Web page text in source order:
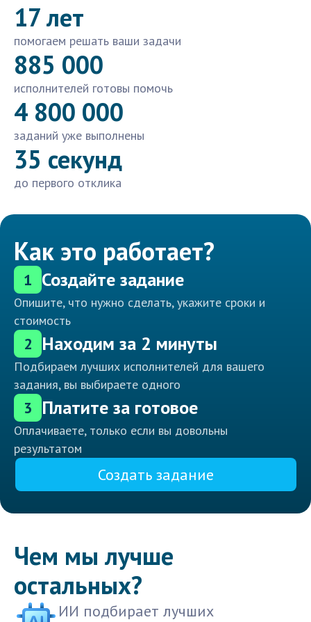
17 лет
помогаем решать ваши задачи
885 000
исполнителей готовы помочь
4 800 000
заданий уже выполнены
35 секунд
до первого отклика
Как это работает?
1 Создайте задание
Опишите, что нужно сделать, укажите сроки и
стоимость
2 Находим за 2 минуты
Подбираем лучших исполнителей для вашего
задания, вы выбираете одного
3 Платите за готовое
Оплачиваете, только если вы довольны
результатом
Создать задание
Чем мы лучше
остальных?
ИИ подбирает лучших